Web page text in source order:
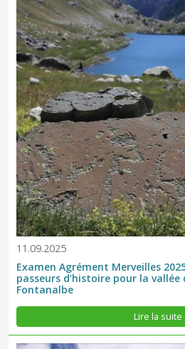
11.09.2025
Examen Agrément Merveilles
passeurs d’histoire pour la vallée
Fontanalbe
Lire la suite
Depuis plus de vingt ans, une belle
! Dans le cadre de ce partenariat, le
l'organisation des visites régulières
les...